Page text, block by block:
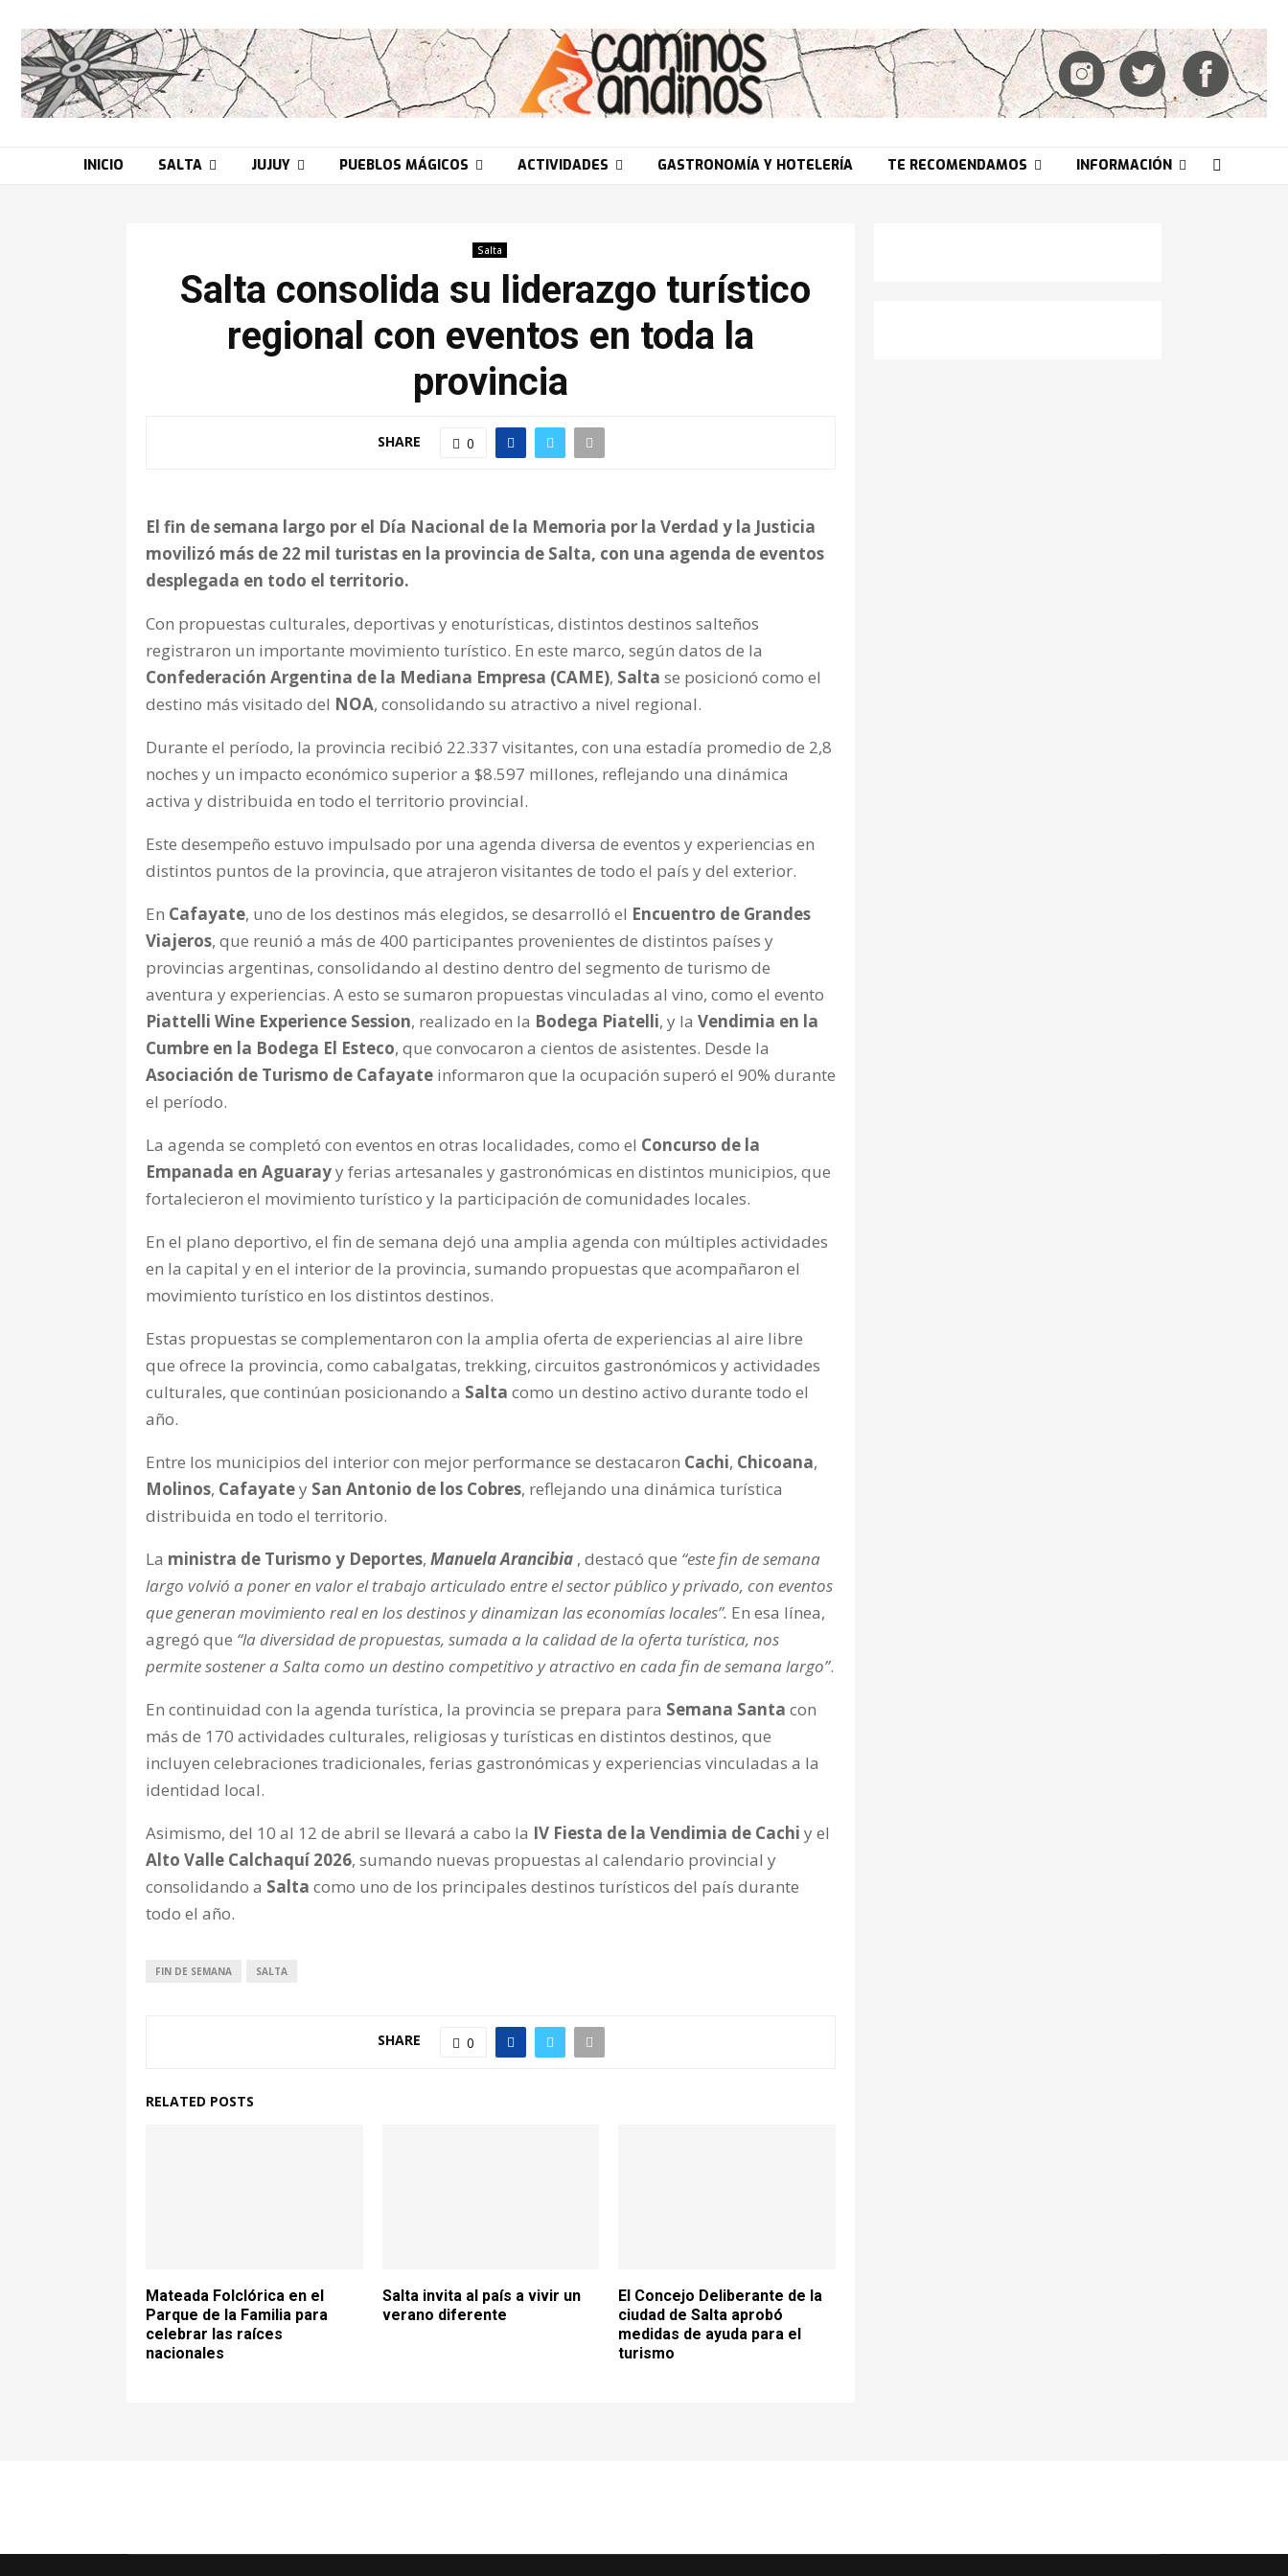
INICIO SALTA JUJUY PUEBLOS MÁGICOS ACTIVIDADES GASTRONOMÍA Y HOTELERÍA TE RECOMENDAMOS INFORMACIÓN
Salta
Salta consolida su liderazgo turístico
regional con eventos en toda la
provincia
SHARE 0
El fin de semana largo por el Día Nacional de la Memoria por la Verdad y la Justicia
movilizó más de 22 mil turistas en la provincia de Salta, con una agenda de eventos
desplegada en todo el territorio.
Con propuestas culturales, deportivas y enoturísticas, distintos destinos salteños
registraron un importante movimiento turístico. En este marco, según datos de la
Confederación Argentina de la Mediana Empresa (CAME), Salta se posicionó como el
destino más visitado del NOA, consolidando su atractivo a nivel regional.
Durante el período, la provincia recibió 22.337 visitantes, con una estadía promedio de 2,8
noches y un impacto económico superior a $8.597 millones, reflejando una dinámica
activa y distribuida en todo el territorio provincial.
Este desempeño estuvo impulsado por una agenda diversa de eventos y experiencias en
distintos puntos de la provincia, que atrajeron visitantes de todo el país y del exterior.
En Cafayate, uno de los destinos más elegidos, se desarrolló el Encuentro de Grandes
Viajeros, que reunió a más de 400 participantes provenientes de distintos países y
provincias argentinas, consolidando al destino dentro del segmento de turismo de
aventura y experiencias. A esto se sumaron propuestas vinculadas al vino, como el evento
Piattelli Wine Experience Session, realizado en la Bodega Piatelli, y la Vendimia en la
Cumbre en la Bodega El Esteco, que convocaron a cientos de asistentes. Desde la
Asociación de Turismo de Cafayate informaron que la ocupación superó el 90% durante
el período.
La agenda se completó con eventos en otras localidades, como el Concurso de la
Empanada en Aguarayy ferias artesanales y gastronómicas en distintos municipios, que
fortalecieron el movimiento turístico y la participación de comunidades locales.
En el plano deportivo, el fin de semana dejó una amplia agenda con múltiples actividades
en la capital y en el interior de la provincia, sumando propuestas que acompañaron el
movimiento turístico en los distintos destinos.
Estas propuestas se complementaron con la amplia oferta de experiencias al aire libre
que ofrece la provincia, como cabalgatas, trekking, circuitos gastronómicos y actividades
culturales, que continúan posicionando a Salta como un destino activo durante todo el
año.
Entre los municipios del interior con mejor performance se destacaron Cachi, Chicoana,
Molinos, Cafayatey San Antonio de los Cobres, reflejando una dinámica turística
distribuida en todo el territorio.
La ministra de Turismo y Deportes, Manuela Arancibia , destacó que “este fin de semana
largo volvió a poner en valor el trabajo articulado entre el sector público y privado, con eventos
que generan movimiento real en los destinos y dinamizan las economías locales”. En esa línea,
agregó que “la diversidad de propuestas, sumada a la calidad de la oferta turística, nos
permite sostener a Salta como un destino competitivo y atractivo en cada fin de semana largo”.
En continuidad con la agenda turística, la provincia se prepara para Semana Santa con
más de 170 actividades culturales, religiosas y turísticas en distintos destinos, que
incluyen celebraciones tradicionales, ferias gastronómicas y experiencias vinculadas a la
identidad local.
Asimismo, del 10 al 12 de abril se llevará a cabo la IV Fiesta de la Vendimia de Cachi y el
Alto Valle Calchaquí 2026, sumando nuevas propuestas al calendario provincial y
consolidando a Salta como uno de los principales destinos turísticos del país durante
todo el año.
FIN DE SEMANA SALTA
SHARE 0
RELATED POSTS
Mateada Folclórica en el
Parque de la Familia para
celebrar las raíces
nacionales
Salta invita al país a vivir un
verano diferente
El Concejo Deliberante de la
ciudad de Salta aprobó
medidas de ayuda para el
turismo